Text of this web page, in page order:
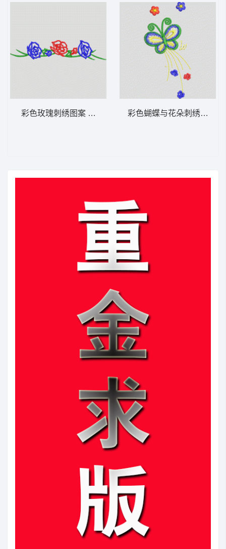
彩色玫瑰刺绣图案 花型 彩色蝴蝶与花朵刺绣图案